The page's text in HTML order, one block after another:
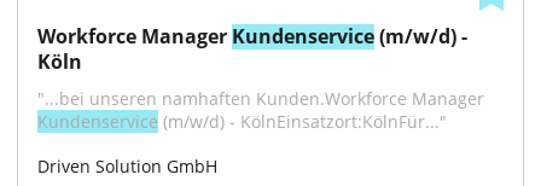
Workforce Manager Kundenservice (m/w/d) -
Köln
Kundenservice (m/w/d) - KölnEinsatzort:KölnFür..."
Driven Solution GmbH